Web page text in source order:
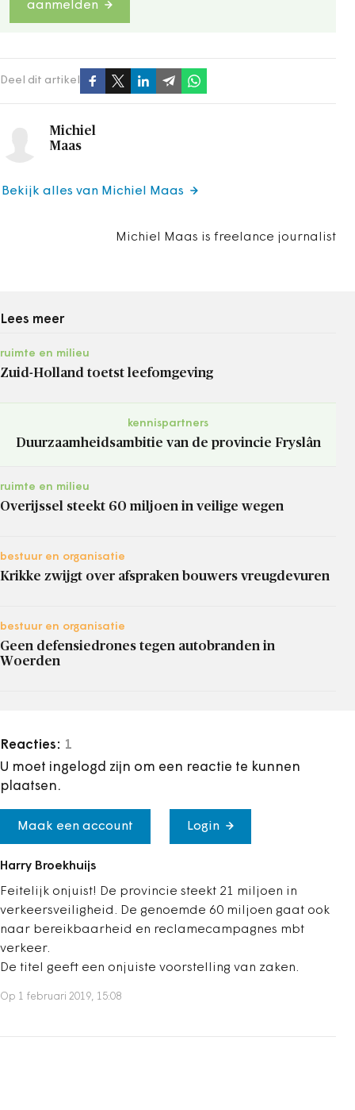
aanmelden
Deel dit artikel
Michiel
Maas
Michiel Maas is freelance journalist
Bekijk alles van Michiel Maas
Lees meer
ruimte en milieu
Zuid-Holland toetst leefomgeving
kennispartners
Duurzaamheidsambitie van de provincie Fryslân
ruimte en milieu
Overijssel steekt 60 miljoen in veilige wegen
bestuur en organisatie
Krikke zwijgt over afspraken bouwers vreugdevuren
bestuur en organisatie
Geen defensiedrones tegen autobranden in
Woerden
Reacties: 1
U moet ingelogd zijn om een reactie te kunnen
plaatsen.
Maak een account Login
Harry Broekhuijs
Feitelijk onjuist! De provincie steekt 21 miljoen in
verkeersveiligheid. De genoemde 60 miljoen gaat ook
naar bereikbaarheid en reclamecampagnes mbt
verkeer.
De titel geeft een onjuiste voorstelling van zaken.
Op 1 februari 2019, 15:08